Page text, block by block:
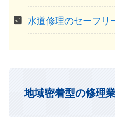
水道修理のセーフリ
地域密着型の修理